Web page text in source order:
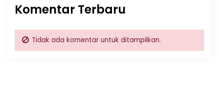
Komentar Terbaru
Tidak ada komentar untuk ditampilkan.